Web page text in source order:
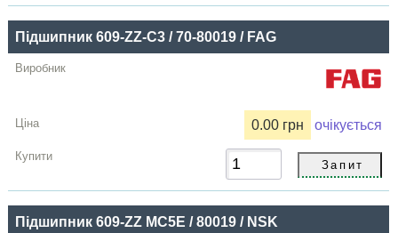
Підшипник 609-ZZ-C3 / 70-80019 / FAG
0.00 грн очікується
Підшипник 609-ZZ MC5E / 80019 / NSK